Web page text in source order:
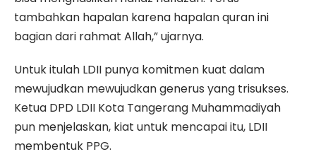
tambahkan hapalan karena hapalan quran ini
bagian dari rahmat Allah,” ujarnya.
Untuk itulah LDII punya komitmen kuat dalam
mewujudkan mewujudkan generus yang trisukses.
Ketua DPD LDII Kota Tangerang Muhammadiyah
pun menjelaskan, kiat untuk mencapai itu, LDII
membentuk PPG.